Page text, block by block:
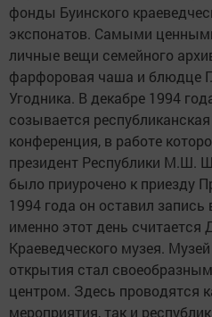
фонды Буинского
экспонатов. Самыми
личные вещи семейного
фарфоровая чаша и блюдце
Угодника. В декабре 1994
созывается
конференция, в работе
президент Республики М.Ш.
было приурочено к приезду
1994 года он оставил запись
именно этот день
Краеведческого музея.
открытия стал
центром. Здесь проводятся
мероприятия, так и